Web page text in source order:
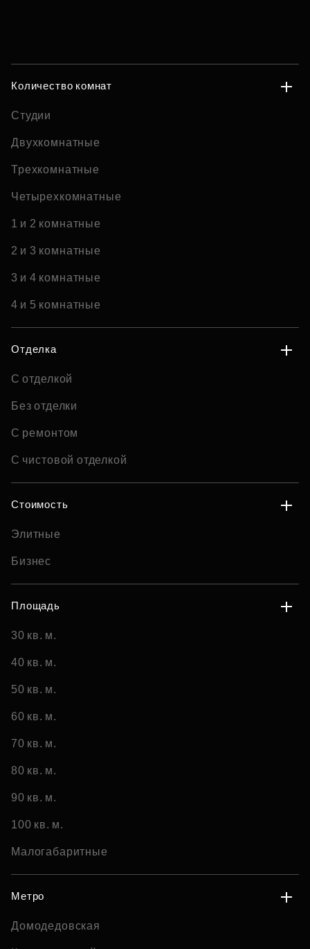
Количество комнат
Студии
Двухкомнатные
Трехкомнатные
Четырехкомнатные
1 и 2 комнатные
2 и 3 комнатные
3 и 4 комнатные
4 и 5 комнатные
Отделка
С отделкой
Без отделки
С ремонтом
С чистовой отделкой
Стоимость
Элитные
Бизнес
Площадь
30 кв. м.
40 кв. м.
50 кв. м.
60 кв. м.
70 кв. м.
80 кв. м.
90 кв. м.
100 кв. м.
Малогабаритные
Метро
Домодедовская